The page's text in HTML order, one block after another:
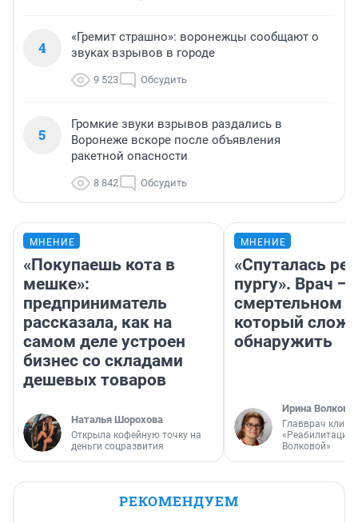
4
«Гремит страшно»: воронежцы сообщают о
звуках взрывов в городе
9 523 Обсудить
5
Громкие звуки взрывов раздались в
Воронеже вскоре после объявления
ракетной опасности
8 842 Обсудить
МНЕНИЕ
«Покупаешь кота в
мешке»:
предприниматель
рассказала, как на
самом деле устроен
бизнес со складами
дешевых товаров
Наталья Шорохова
Открыла кофейную точку на
деньги соцразвития
МНЕНИЕ
«Спуталась
пургу». Врач —
смертельном
который
обнаружить
Ирина Волкова
Главврач
«Реабилитация
Волковой»
РЕКОМЕНДУЕМ